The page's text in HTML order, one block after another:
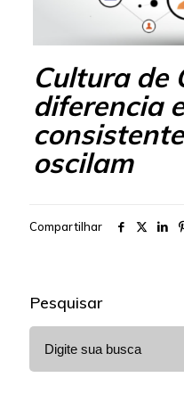
Cultura de
diferencia
oscilam
Compartilhar
Pesquisar